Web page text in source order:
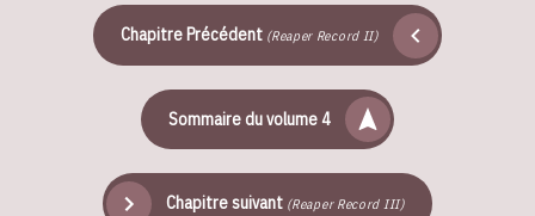
Chapitre Précédent (Reaper Record II)
Sommaire du volume 4
Chapitre suivant (Reaper Record III)